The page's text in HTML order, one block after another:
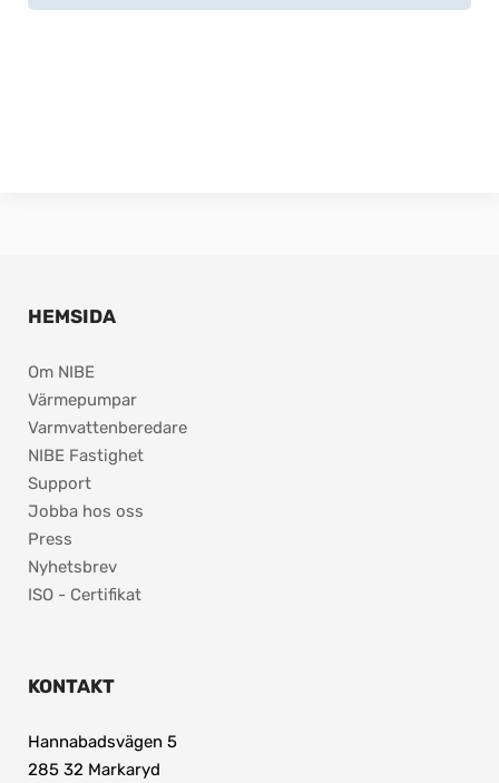
HEMSIDA
Om NIBE
Värmepumpar
Varmvattenberedare
NIBE Fastighet
Support
Jobba hos oss
Press
Nyhetsbrev
ISO - Certifikat
KONTAKT
Hannabadsvägen 5
285 32 Markaryd